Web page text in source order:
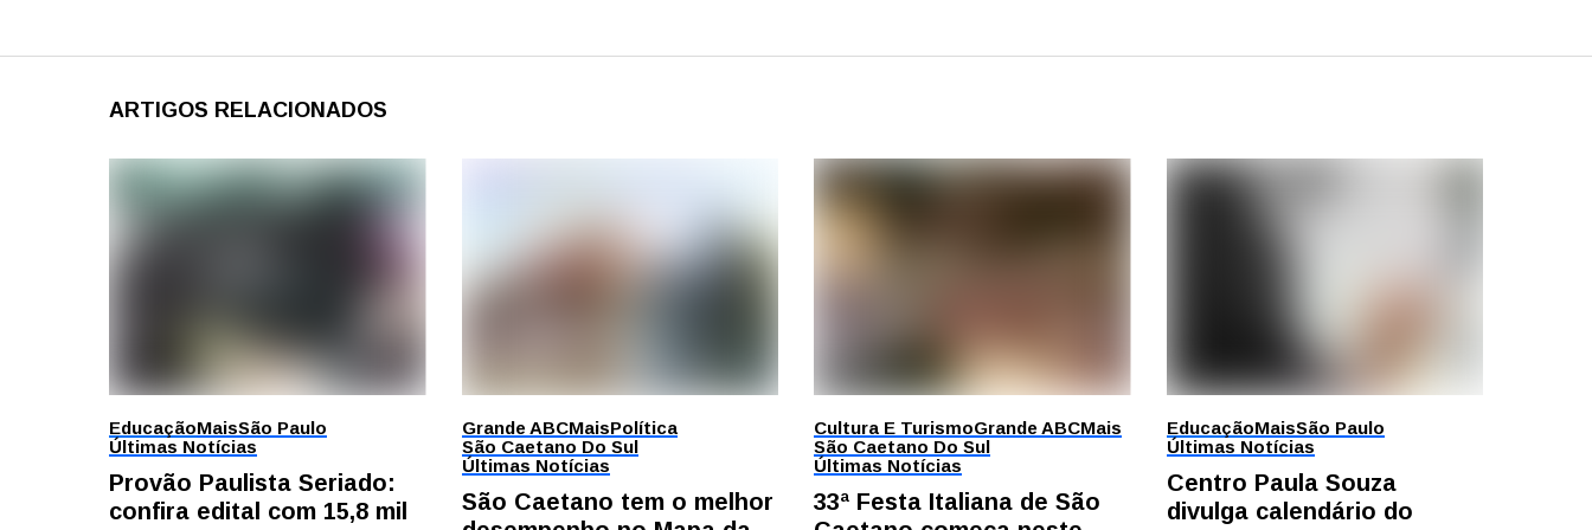
ARTIGOS RELACIONADOS
EducaçãoMaisSão Paulo
Últimas Notícias
Provão Paulista Seriado:
confira edital com 15,8 mil
Grande ABCMaisPolítica
São Caetano Do Sul
Últimas Notícias
São Caetano tem o melhor
Cultura E TurismoGrande ABCMais
São Caetano Do Sul
Últimas Notícias
33ª Festa Italiana de São
EducaçãoMaisSão Paulo
Últimas Notícias
Centro Paula Souza
divulga calendário do